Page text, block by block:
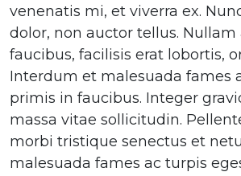
venenatis mi, et viverra ex.
dolor, non auctor tellus. Nullam
faucibus, facilisis erat lobortis,
Interdum et malesuada fames
primis in faucibus. Integer
massa vitae sollicitudin.
morbi tristique senectus et
malesuada fames ac turpis